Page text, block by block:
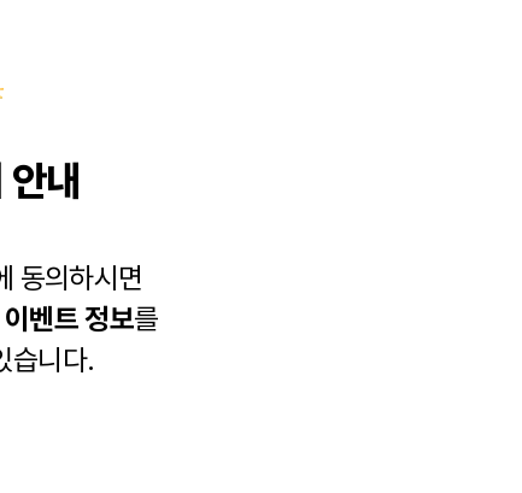
내
동의하시면
이벤트 정보를
습니다.